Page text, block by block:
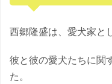
西郷隆盛は、愛犬家と
彼と彼の愛犬たちに関
た。